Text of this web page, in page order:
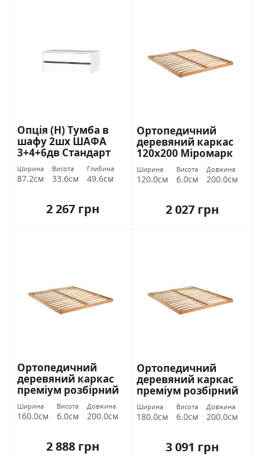
Опція (Н) Тумба в
шафу 2шх ШАФА
3+4+6дв Стандарт
Ширина
87.2см
Висота
33.6см
Глибина
49.6см
2 267 грн
Ортопедичний
деревяний каркас
120х200 Міромарк
Ширина
120.0см
Висота
6.0см
Довжина
200.0см
2 027 грн
Ортопедичний
деревяний каркас
преміум розбірний
160х200 Міромарк
Ширина
160.0см
Висота
6.0см
Довжина
200.0см
2 888 грн
Ортопедичний
деревяний каркас
преміум розбірний
180х200 Міромарк
Ширина
180.0см
Висота
6.0см
Довжина
200.0см
3 091 грн